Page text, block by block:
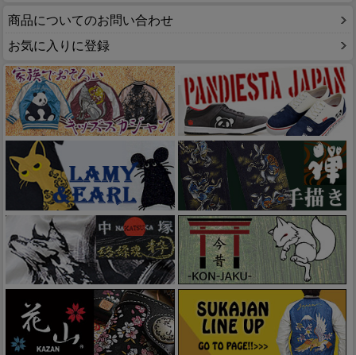
商品についてのお問い合わせ
お気に入りに登録